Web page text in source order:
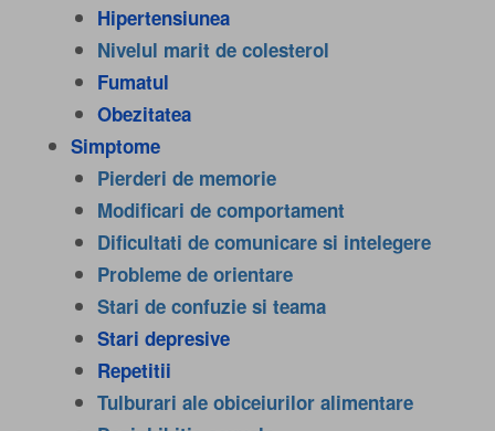
Hipertensiunea
Nivelul marit de colesterol
Fumatul
Obezitatea
Simptome
Pierderi de memorie
Modificari de comportament
Dificultati de comunicare si intelegere
Probleme de orientare
Stari de confuzie si teama
Stari depresive
Repetitii
Tulburari ale obiceiurilor alimentare